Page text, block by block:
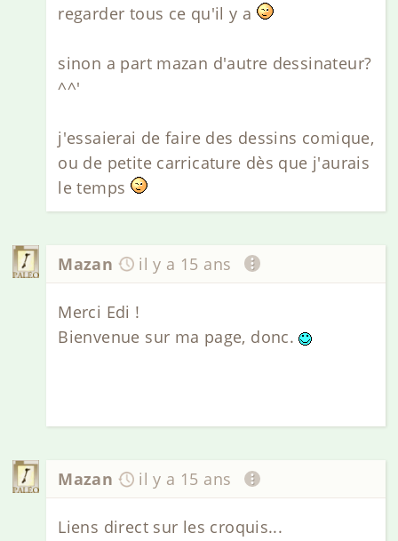
regarder tous ce qu'il y a
sinon a part mazan d'autre dessinateur?
^^'
j'essaierai de faire des dessins comique,
ou de petite carricature dès que j'aurais
le temps
Mazan il y a 15 ans
Merci Edi !
Bienvenue sur ma page, donc.
Mazan il y a 15 ans
Liens direct sur les croquis...